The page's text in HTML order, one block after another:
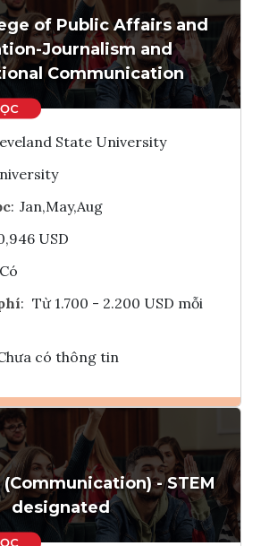
of Public Affairs and
Journalism and
Communication
State University
: Jan,May,Aug
USD
Có
: Từ 1.700 - 2.200 USD mỗi
có thông tin
Ghi danh
Tham vấn Interlink
- STEM
designated